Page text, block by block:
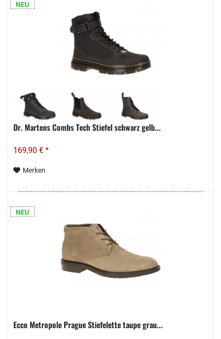
NEU
Dr. Martens Combs Tech Stiefel schwarz gelb...
169,90 € *
Merken
NEU
Ecco Metropole Prague Stiefelette taupe grau...